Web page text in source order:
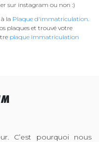
sur instagram ou non :)
la Plaque d'immatriculation
plaques et trouvé votre
plaque immatriculation
C’est pourquoi nous